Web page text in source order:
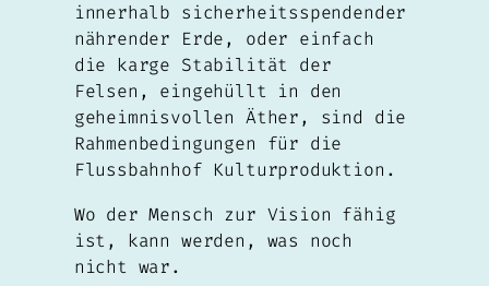
innerhalb sicherheitsspendender
nährender Erde, oder einfach
die karge Stabilität der
Felsen, eingehüllt in den
geheimnisvollen Äther, sind die
Rahmenbedingungen für die
Flussbahnhof Kulturproduktion.
Wo der Mensch zur Vision fähig
ist, kann werden, was noch
nicht war.